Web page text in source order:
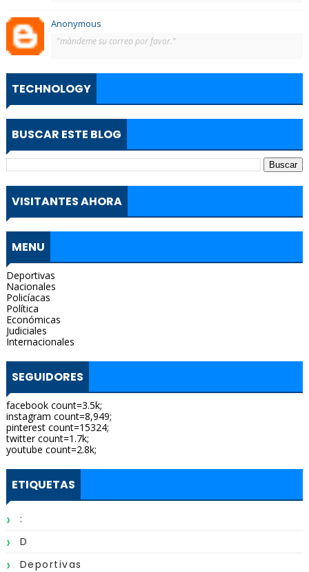
Anonymous
"màndeme su correo por favor."
TECHNOLOGY
BUSCAR ESTE BLOG
VISITANTES AHORA
MENU
Deportivas
Nacionales
Policíacas
Política
Económicas
Judiciales
Internacionales
SEGUIDORES
facebook count=3.5k;
instagram count=8,949;
pinterest count=15324;
twitter count=1.7k;
youtube count=2.8k;
ETIQUETAS
:
D
Deportivas